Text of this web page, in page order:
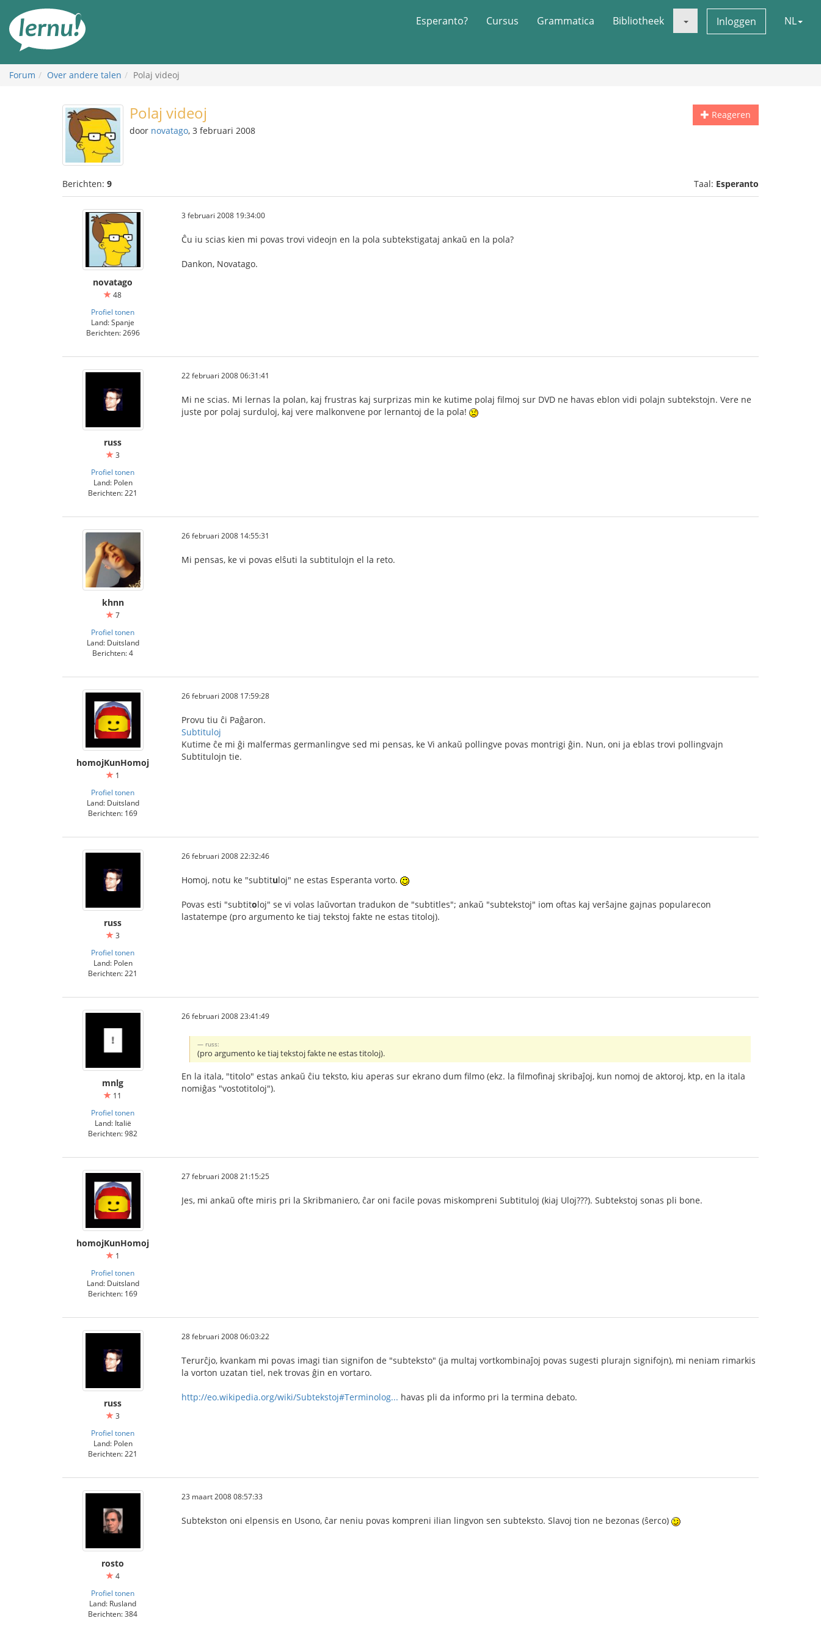
inhoud
Esperanto? Cursus Grammatica Bibliotheek Inloggen NL
Forum Over andere talen Polaj videoj
Reageren
Polaj videoj
door novatago, 3 februari 2008
Berichten: 9 Taal: Esperanto
novatago
48
Profiel tonen
Land: Spanje
Berichten: 2696
3 februari 2008 19:34:00
Ĉu iu scias kien mi povas trovi videojn en la pola subtekstigataj ankaŭ en la pola?
Dankon, Novatago.
russ
3
Profiel tonen
Land: Polen
Berichten: 221
22 februari 2008 06:31:41
Mi ne scias. Mi lernas la polan, kaj frustras kaj surprizas min ke kutime polaj filmoj sur DVD ne havas eblon vidi polajn subtekstojn. Vere ne
juste por polaj surduloj, kaj vere malkonvene por lernantoj de la pola!
khnn
7
Profiel tonen
Land: Duitsland
Berichten: 4
26 februari 2008 14:55:31
Mi pensas, ke vi povas elŝuti la subtitulojn el la reto.
homojKunHomoj
1
Profiel tonen
Land: Duitsland
Berichten: 169
26 februari 2008 17:59:28
Provu tiu ĉi Paĝaron.
Subtituloj
Kutime ĉe mi ĝi malfermas germanlingve sed mi pensas, ke Vi ankaŭ pollingve povas montrigi ĝin. Nun, oni ja eblas trovi pollingvajn
Subtitulojn tie.
russ
3
Profiel tonen
Land: Polen
Berichten: 221
26 februari 2008 22:32:46
Homoj, notu ke "subtituloj" ne estas Esperanta vorto.
Povas esti "subtitoloj" se vi volas laŭvortan tradukon de "subtitles"; ankaŭ "subtekstoj" iom oftas kaj verŝajne gajnas popularecon
lastatempe (pro argumento ke tiaj tekstoj fakte ne estas titoloj).
mnlg
11
Profiel tonen
Land: Italië
Berichten: 982
26 februari 2008 23:41:49
russ:
(pro argumento ke tiaj tekstoj fakte ne estas titoloj).
En la itala, "titolo" estas ankaŭ ĉiu teksto, kiu aperas sur ekrano dum filmo (ekz. la filmofinaj skribaĵoj, kun nomoj de aktoroj, ktp, en la itala
nomiĝas "vostotitoloj").
homojKunHomoj
1
Profiel tonen
Land: Duitsland
Berichten: 169
27 februari 2008 21:15:25
Jes, mi ankaŭ ofte miris pri la Skribmaniero, ĉar oni facile povas miskompreni Subtituloj (kiaj Uloj???). Subtekstoj sonas pli bone.
russ
3
Profiel tonen
Land: Polen
Berichten: 221
28 februari 2008 06:03:22
Terurĉjo, kvankam mi povas imagi tian signifon de "subteksto" (ja multaj vortkombinaĵoj povas sugesti plurajn signifojn), mi neniam rimarkis
la vorton uzatan tiel, nek trovas ĝin en vortaro.
http://eo.wikipedia.org/wiki/Subtekstoj#Terminolog... havas pli da informo pri la termina debato.
rosto
4
Profiel tonen
Land: Rusland
Berichten: 384
23 maart 2008 08:57:33
Subtekston oni elpensis en Usono, ĉar neniu povas kompreni ilian lingvon sen subteksto. Slavoj tion ne bezonas (ŝerco)